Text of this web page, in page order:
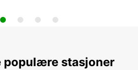
populære stasjoner